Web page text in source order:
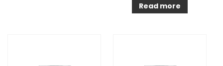
Read more